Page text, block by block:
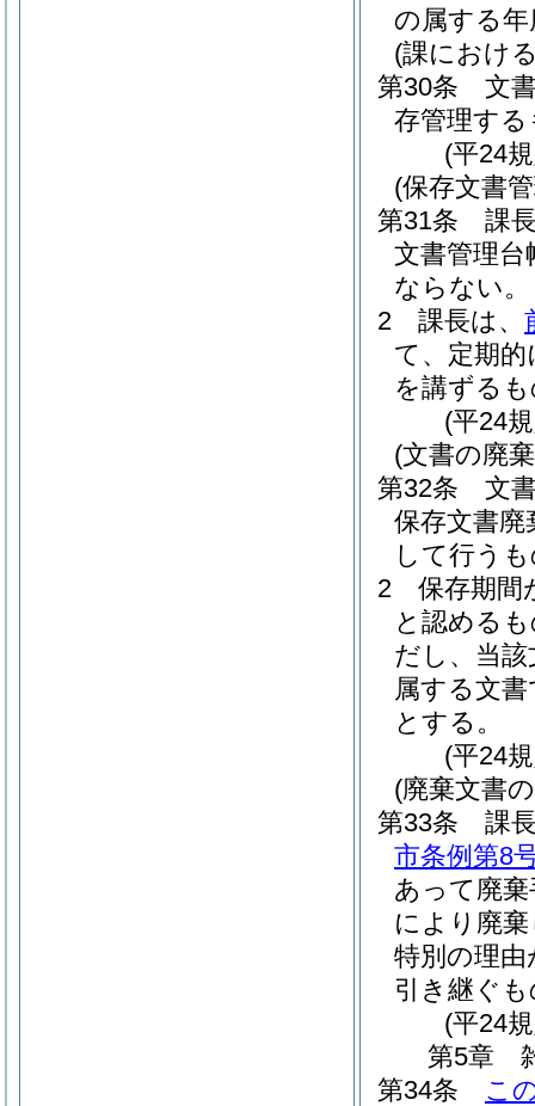
の属する
(課におけ
第30条
文
存管理す
(平24
(保存文書
第31条
課
文書管理台
ならない。
2
課長は、
て、定期
を講ずる
(平24
(文書の廃
第32条
文
保存文書廃
して行う
2
保存期間
と認める
だし、当
属する文
とする。
(平24
(廃棄文書
第33条
課
市条例第8
あって廃
により廃
特別の理
引き継ぐ
(平24
第5章
第34条
こ